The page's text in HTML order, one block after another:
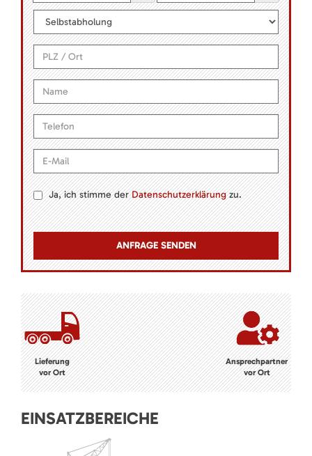
Ja, ich stimme derDatenschutzerklärungzu.
Lieferung
vor Ort
Ansprechpartner
vor Ort
EINSATZBEREICHE